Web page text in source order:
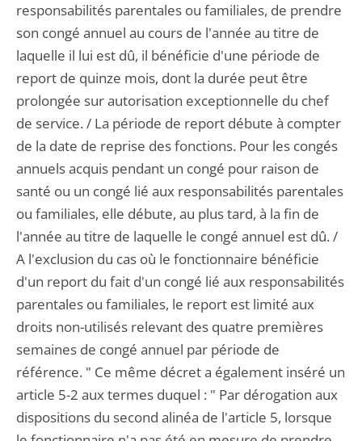
responsabilités parentales ou familiales, de prendre
son congé annuel au cours de l'année au titre de
laquelle il lui est dû, il bénéficie d'une période de
report de quinze mois, dont la durée peut être
prolongée sur autorisation exceptionnelle du chef
de service. / La période de report débute à compter
de la date de reprise des fonctions. Pour les congés
annuels acquis pendant un congé pour raison de
santé ou un congé lié aux responsabilités parentales
ou familiales, elle débute, au plus tard, à la fin de
l'année au titre de laquelle le congé annuel est dû. /
A l'exclusion du cas où le fonctionnaire bénéficie
d'un report du fait d'un congé lié aux responsabilités
parentales ou familiales, le report est limité aux
droits non-utilisés relevant des quatre premières
semaines de congé annuel par période de
référence. " Ce même décret a également inséré un
article 5-2 aux termes duquel : " Par dérogation aux
dispositions du second alinéa de l'article 5, lorsque